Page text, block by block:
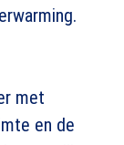
met
en de